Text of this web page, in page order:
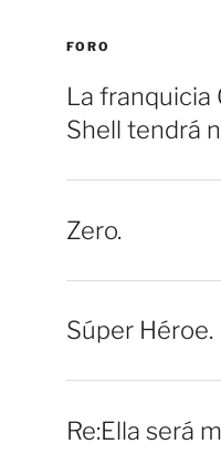
FORO
La franquicia
Shell tendrá
Zero.
Súper Héroe.
Re:Ella será